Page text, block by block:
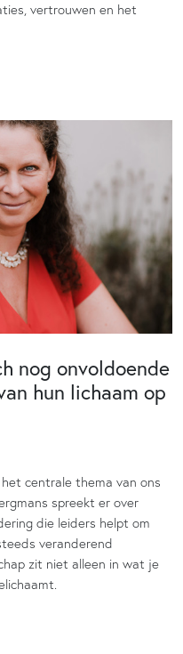
vertrouwen en het
nog onvoldoende
hun lichaam op
centrale thema van ons
spreekt er over
die leiders helpt om
veranderend
zit niet alleen in wat je